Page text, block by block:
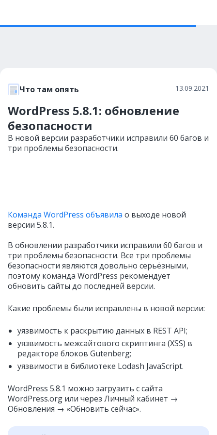
Что там опять 13.09.2021
WordPress 5.8.1: обновление
безопасности
В новой версии разработчики исправили 60 багов и
три проблемы безопасности.
Команда WordPress объявила о выходе новой
версии 5.8.1.
В обновлении разработчики исправили 60 багов и
три проблемы безопасности. Все три проблемы
безопасности являются довольно серьёзными,
поэтому команда WordPress рекомендует
обновить сайты до последней версии.
Какие проблемы были исправлены в новой версии:
уязвимость к раскрытию данных в REST API;
уязвимость межсайтового скриптинга (XSS) в
редакторе блоков Gutenberg;
уязвимости в библиотеке Lodash JavaScript.
WordPress 5.8.1 можно загрузить с сайта
WordPress.org или через Личный кабинет →
Обновления → «Обновить сейчас».